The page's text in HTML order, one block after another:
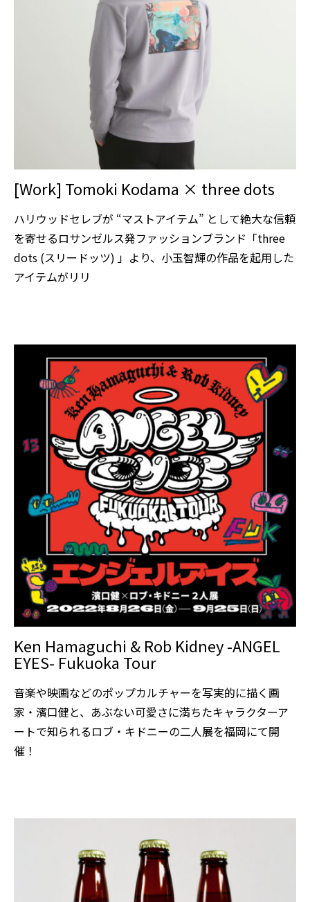
[Work] Tomoki Kodama × three dots
ハリウッドセレブが “マストアイテム” として絶大な信頼
を寄せるロサンゼルス発ファッションブランド「three
dots (スリードッツ) 」より、小玉智輝の作品を起用した
アイテムがリリ
Ken Hamaguchi & Rob Kidney -ANGEL
EYES- Fukuoka Tour
音楽や映画などのポップカルチャーを写実的に描く画
家・濱口健と、あぶない可愛さに満ちたキャラクターア
ートで知られるロブ・キドニーの二人展を福岡にて開
催！